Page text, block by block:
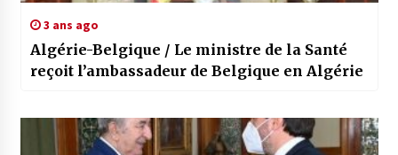
3 ans ago
Algérie-Belgique / Le ministre de la Santé
reçoit l’ambassadeur de Belgique en Algérie